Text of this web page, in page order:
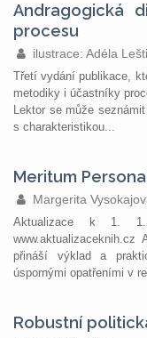
Andragogická
procesu
ilustrace: Adéla
Třetí vydání publikace,
metodiky i účastníky
Lektor se může
s charakteristikou...
Meritum
Margerita
Aktualizace k 1.
www.aktualizaceknih.cz
přináší výklad a
úspornými opatřeními v
Robustní